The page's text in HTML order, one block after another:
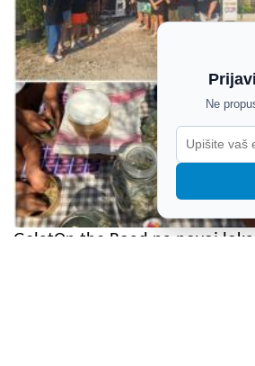
GelatOn the Road na novoj
Ne